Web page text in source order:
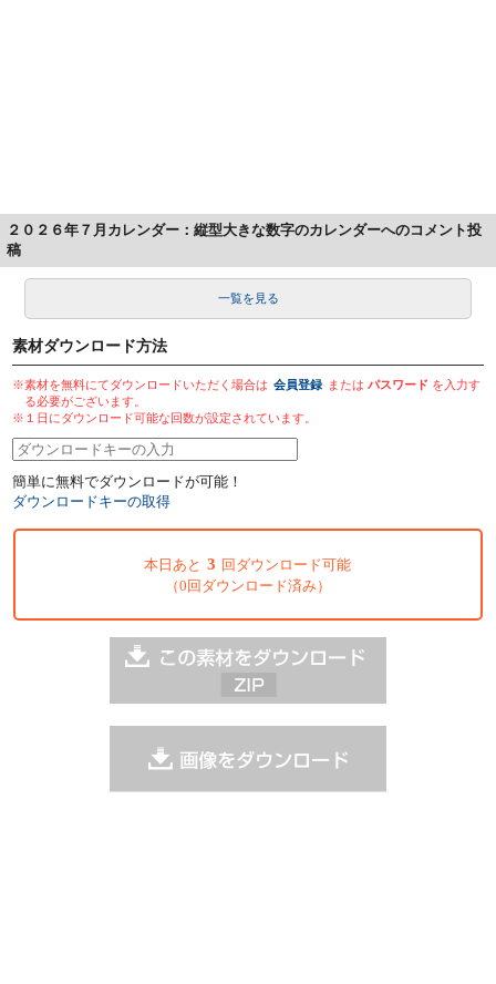
２０２６年７月カレンダー：縦型大きな数字のカレンダーへのコメント投
稿
一覧を見る
素材ダウンロード方法
※素材を無料にてダウンロードいただく場合は 会員登録 またはパスワード を入力す
る必要がございます。
※１日にダウンロード可能な回数が設定されています。
簡単に無料でダウンロードが可能！
ダウンロードキーの取得
本日あと 3 回ダウンロード可能
（0回ダウンロード済み）